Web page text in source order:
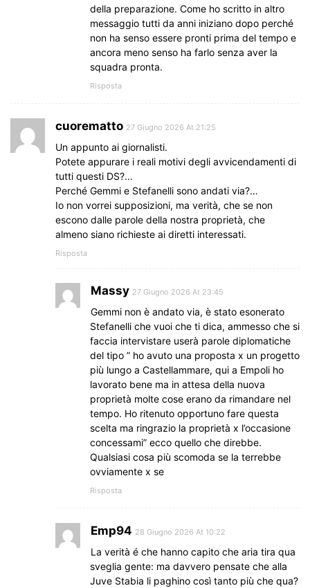
della preparazione. Come ho scritto in altro
messaggio tutti da anni iniziano dopo perché
non ha senso essere pronti prima del tempo e
ancora meno senso ha farlo senza aver la
squadra pronta.
Risposta
cuorematto 27 Giugno 2026 At 21:25
Un appunto ai giornalisti.
Potete appurare i reali motivi degli avvicendamenti di
tutti questi DS?…
Perché Gemmi e Stefanelli sono andati via?…
Io non vorrei supposizioni, ma verità, che se non
escono dalle parole della nostra proprietà, che
almeno siano richieste ai diretti interessati.
Risposta
Massy 27 Giugno 2026 At 23:45
Gemmi non è andato via, è stato esonerato
Stefanelli che vuoi che ti dica, ammesso che si
faccia intervistare userà parole diplomatiche
del tipo ” ho avuto una proposta x un progetto
più lungo a Castellammare, qui a Empoli ho
lavorato bene ma in attesa della nuova
proprietà molte cose erano da rimandare nel
tempo. Ho ritenuto opportuno fare questa
scelta ma ringrazio la proprietà x l’occasione
concessami” ecco quello che direbbe.
Qualsiasi cosa più scomoda se la terrebbe
ovviamente x se
Risposta
Emp94 28 Giugno 2026 At 10:22
La verità é che hanno capito che aria tira qua
sveglia gente: ma davvero pensate che alla
Juve Stabia li paghino così tanto più che qua?